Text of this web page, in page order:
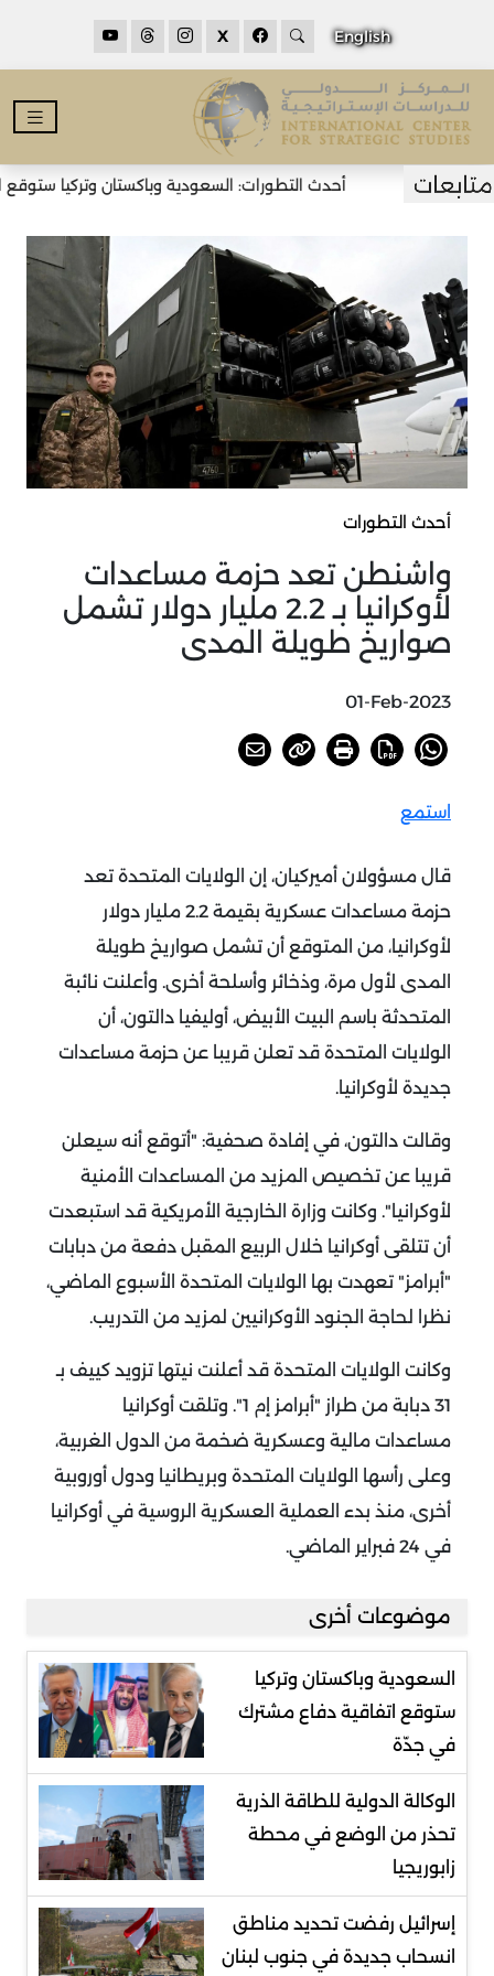
English
X
أحدث التطورات: السعودية وباكستان وتركيا ستوقع
أحدث التطورات
واشنطن تعد حزمة مساعدات
لأوكرانيا بـ 2.2 مليار دولار تشمل
صواريخ طويلة المدى
01-Feb-2023
استمع
قال مسؤولان أميركيان، إن الولايات المتحدة تعد
حزمة مساعدات عسكرية بقيمة 2.2 مليار دولار
لأوكرانيا، من المتوقع أن تشمل صواريخ طويلة
المدى لأول مرة، وذخائر وأسلحة أخرى. وأعلنت نائبة
المتحدثة باسم البيت الأبيض، أوليفيا دالتون، أن
الولايات المتحدة قد تعلن قريبا عن حزمة مساعدات
جديدة لأوكرانيا.
وقالت دالتون، في إفادة صحفية: "أتوقع أنه سيعلن
قريبا عن تخصيص المزيد من المساعدات الأمنية
لأوكرانيا". وكانت وزارة الخارجية الأمريكية قد استبعدت
أن تتلقى أوكرانيا خلال الربيع المقبل دفعة من دبابات
"أبرامز" تعهدت بها الولايات المتحدة الأسبوع الماضي،
نظرا لحاجة الجنود الأوكرانيين لمزيد من التدريب.
وكانت الولايات المتحدة قد أعلنت نيتها تزويد كييف بـ
31 دبابة من طراز "أبرامز إم 1". وتلقت أوكرانيا
مساعدات مالية وعسكرية ضخمة من الدول الغربية،
وعلى رأسها الولايات المتحدة وبريطانيا ودول أوروبية
أخرى، منذ بدء العملية العسكرية الروسية في أوكرانيا
في 24 فبراير الماضي.
موضوعات أخرى
السعودية وباكستان وتركيا
ستوقع اتفاقية دفاع مشترك
في جدّة
الوكالة الدولية للطاقة الذرية
تحذر من الوضع في محطة
زابوريجيا
إسرائيل رفضت تحديد مناطق
انسحاب جديدة في جنوب لبنان